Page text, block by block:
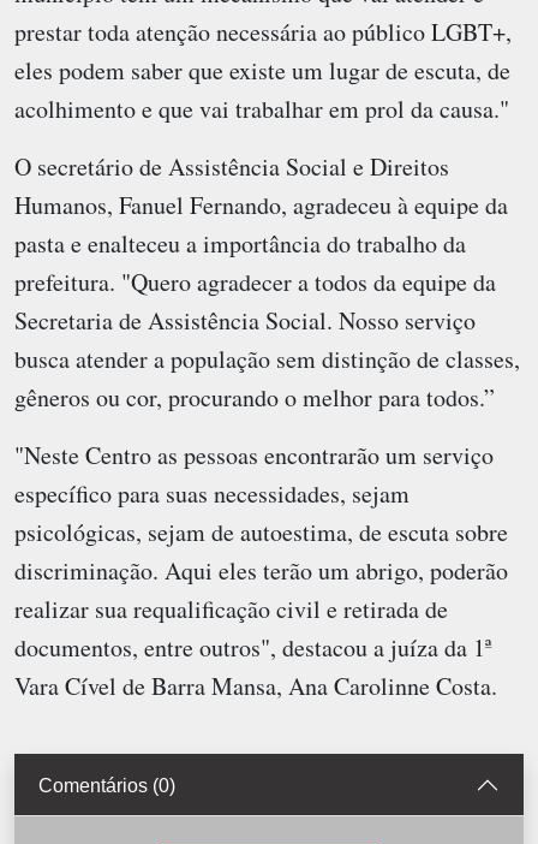
prestar toda atenção necessária ao público LGBT+,
eles podem saber que existe um lugar de escuta, de
acolhimento e que vai trabalhar em prol da causa."
O secretário de Assistência Social e Direitos
Humanos, Fanuel Fernando, agradeceu à equipe da
pasta e enalteceu a importância do trabalho da
prefeitura. "Quero agradecer a todos da equipe da
Secretaria de Assistência Social. Nosso serviço
busca atender a população sem distinção de classes,
gêneros ou cor, procurando o melhor para todos.”
"Neste Centro as pessoas encontrarão um serviço
específico para suas necessidades, sejam
psicológicas, sejam de autoestima, de escuta sobre
discriminação. Aqui eles terão um abrigo, poderão
realizar sua requalificação civil e retirada de
documentos, entre outros", destacou a juíza da 1ª
Vara Cível de Barra Mansa, Ana Carolinne Costa.
Comentários (0)